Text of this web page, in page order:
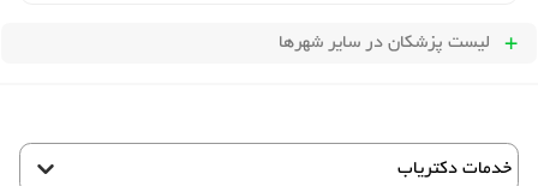
لیست پزشکان در سایر شهرها
خدمات دکتریاب